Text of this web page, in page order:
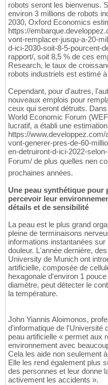
robots seront les bienvenus.
environ 3 millions de robots
2030, Oxford Economics
https://
vont-remplacer-jusqu-a-20-
d-ici-2030-soit-8-5-pourcent-
rapport/, soit 8,5 % de ces
Research, le taux de
robots industriels est estimé
Cependant, pour d'autres,
nouveaux emplois pour
ceux qui seront détruits.
World Economic Forum
lucratif, a établi une
https://
vont-generer-pres-de-60-
en-detruiront-d-ici-2022-
Forum/ de plus quelles nen
prochaines années.
Une peau synthétique pour
percevoir leur
détails et de sensibilité
La peau est le plus grand
pleine de terminaisons
informations instantanées
douleur. L'année dernière,
University de Munich ont
artificielle, composée de
hexagonale d'environ 1
diamètre, peut détecter le
la température.
John Yiannis Aloimonos,
d'informatique de l'Université
peau artificielle « permet aux
environnement avec
Cela les aide non seulement
Elle les rend également plus
des personnes et leur donne
activement les accidents ».